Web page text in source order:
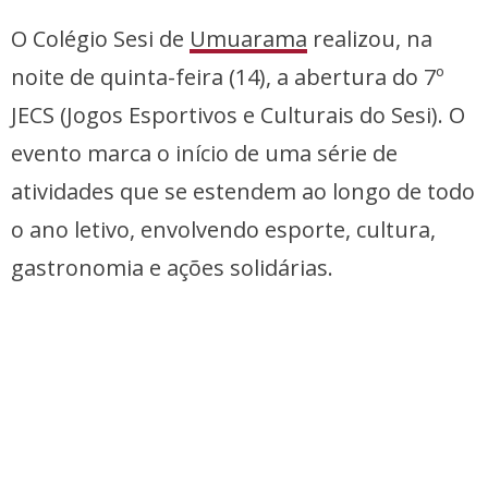
O Colégio Sesi de Umuarama realizou, na
noite de quinta-feira (14), a abertura do 7º
JECS (Jogos Esportivos e Culturais do Sesi). O
evento marca o início de uma série de
atividades que se estendem ao longo de todo
o ano letivo, envolvendo esporte, cultura,
gastronomia e ações solidárias.